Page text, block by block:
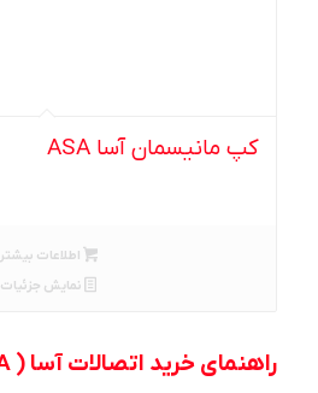
کپ مانیسمان آسا ASA
اطلاعات بیشتر
نمایش جزئیات
راهنمای خرید اتصالات آسا ( ASA )